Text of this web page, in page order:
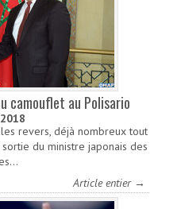
camouflet au Polisario
revers, déjà nombreux tout
du ministre japonais des
Article entier →